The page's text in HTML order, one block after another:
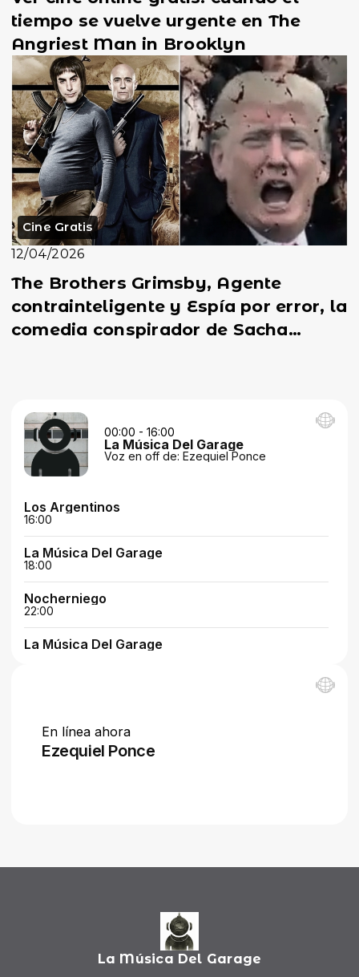
tiempo se vuelve urgente en The
Angriest Man in Brooklyn
Cine Gratis
12/04/2026
The Brothers Grimsby, Agente
contrainteligente y Espía por error, la
comedia conspirador de Sacha
La Música Del Garage